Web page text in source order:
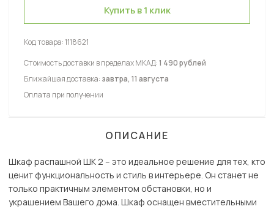
Купить в 1 клик
Код товара:1118621
Стоимость доставки в пределах МКАД:1 490 рублей
Ближайшая доставка: завтра, 11 августа
Оплата при получении
ОПИСАНИЕ
Шкаф распашной ШК 2 – это идеальное решение для тех, кто
ценит функциональность и стиль в интерьере. Он станет не
только практичным элементом обстановки, но и
украшением Вашего дома. Шкаф оснащен вместительными